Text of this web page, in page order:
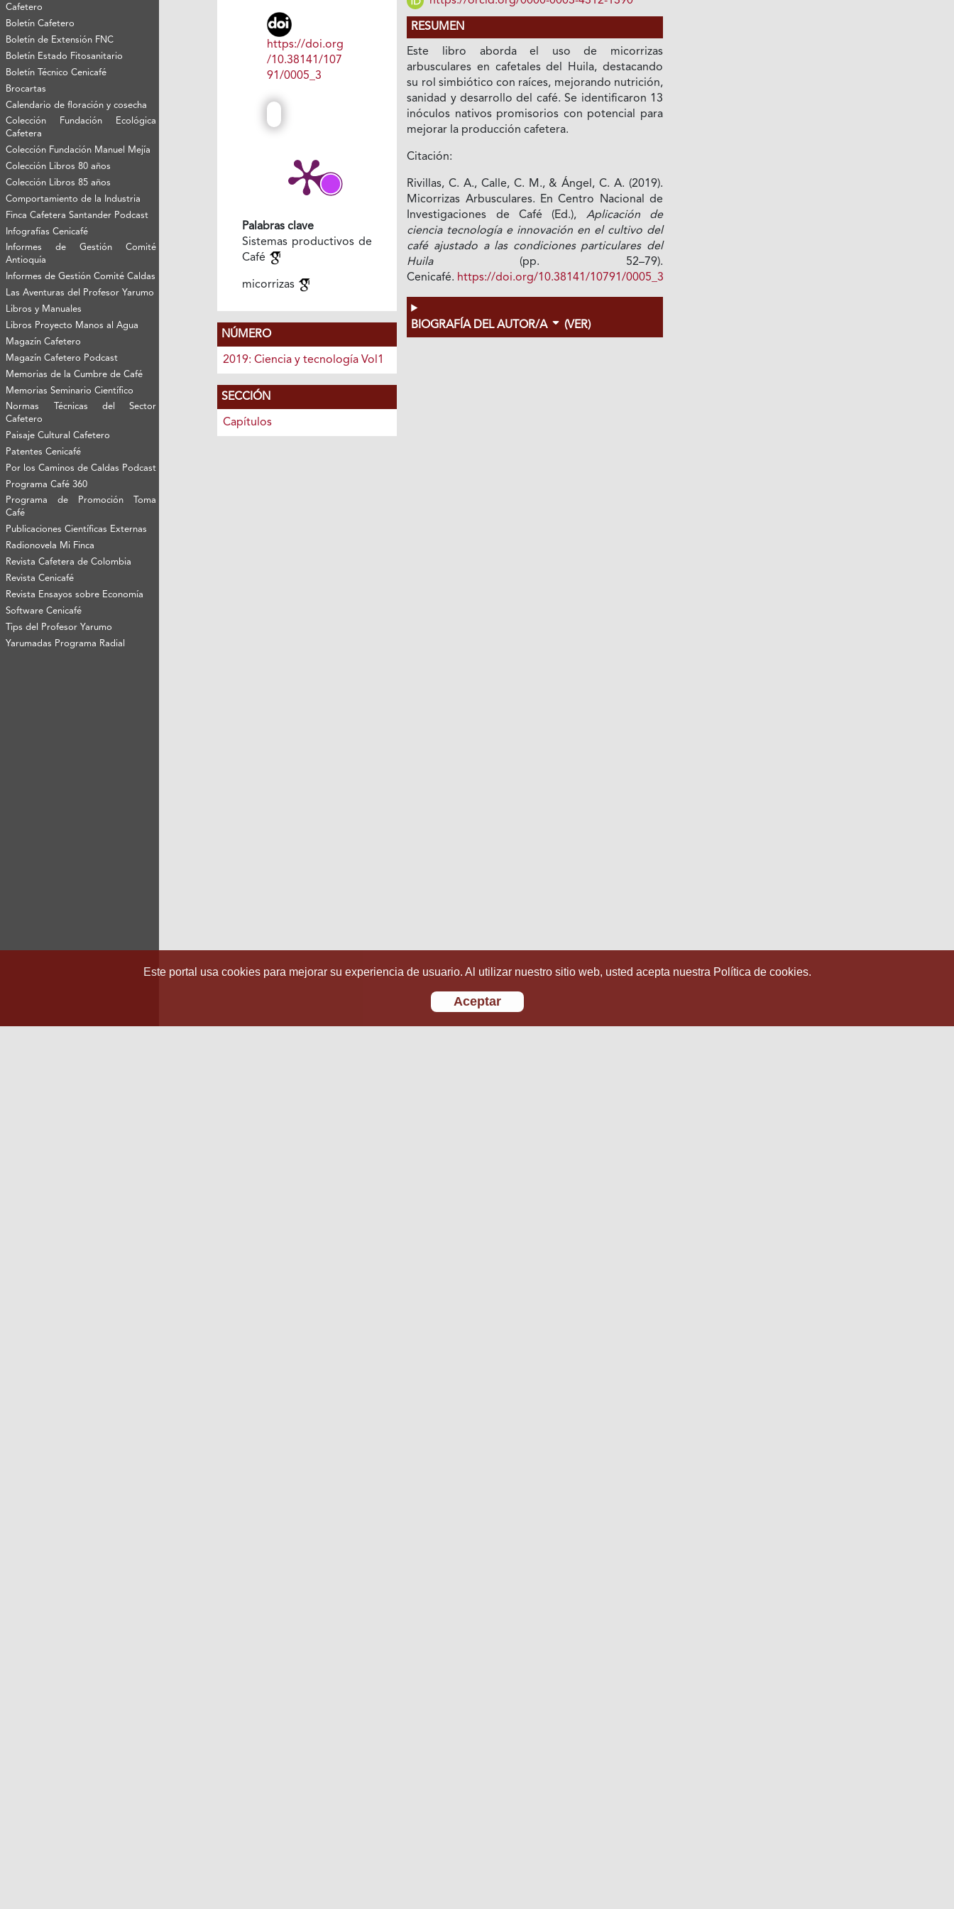
Cafetero
Boletín Cafetero
Boletín de Extensión FNC
Boletín Estado Fitosanitario
Boletín Técnico Cenicafé
Brocartas
Calendario de floración y cosecha
Colección Fundación Ecológica
Cafetera
Colección Fundación Manuel Mejía
Colección Libros 80 años
Colección Libros 85 años
Comportamiento de la Industria
Finca Cafetera Santander Podcast
Infografías Cenicafé
Informes de Gestión Comité
Antioquía
Informes de Gestión Comité Caldas
Las Aventuras del Profesor Yarumo
Libros y Manuales
Libros Proyecto Manos al Agua
Magazín Cafetero
Magazín Cafetero Podcast
Memorias de la Cumbre de Café
Memorias Seminario Científico
Normas Técnicas del Sector
Cafetero
Paisaje Cultural Cafetero
Patentes Cenicafé
Por los Caminos de Caldas Podcast
Programa Café 360
Programa de Promoción Toma
Café
Publicaciones Científicas Externas
Radionovela Mi Finca
Revista Cafetera de Colombia
Revista Cenicafé
Revista Ensayos sobre Economía
Software Cenicafé
Tips del Profesor Yarumo
Yarumadas Programa Radial
https://doi.org
/10.38141/107
91/0005_3
Palabras clave
Sistemas productivos de
Café
micorrizas
NÚMERO
2019: Ciencia y tecnología Vol1
SECCIÓN
Capítulos
RESUMEN
Este libro aborda el uso de micorrizas
arbusculares en cafetales del Huila, destacando
su rol simbiótico con raíces, mejorando nutrición,
sanidad y desarrollo del café. Se identificaron 13
inóculos nativos promisorios con potencial para
mejorar la producción cafetera.
Citación:
Rivillas, C. A., Calle, C. M., & Ángel, C. A. (2019).
Micorrizas Arbusculares. En Centro Nacional de
Investigaciones de Café (Ed.), Aplicación de
ciencia tecnología e innovación en el cultivo del
café ajustado a las condiciones particulares del
Huila(pp. 52–79).
Cenicafé. https://doi.org/10.38141/10791/0005_3
BIOGRAFÍA DEL AUTOR/A (VER)
Este portal usa cookies para mejorar su experiencia de usuario. Al utilizar nuestro sitio web, usted acepta nuestra Política de cookies.
Aceptar